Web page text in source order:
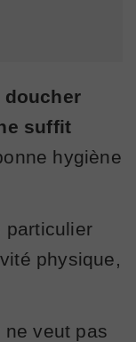
doucher
suffit
hygiène
particulier
physique,
veut pas